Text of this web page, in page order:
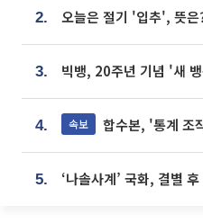
2. 오늘은 절기 '입추', 뜻은
3.
4. 속보 합수본, '통계 조작' 서울·
5.